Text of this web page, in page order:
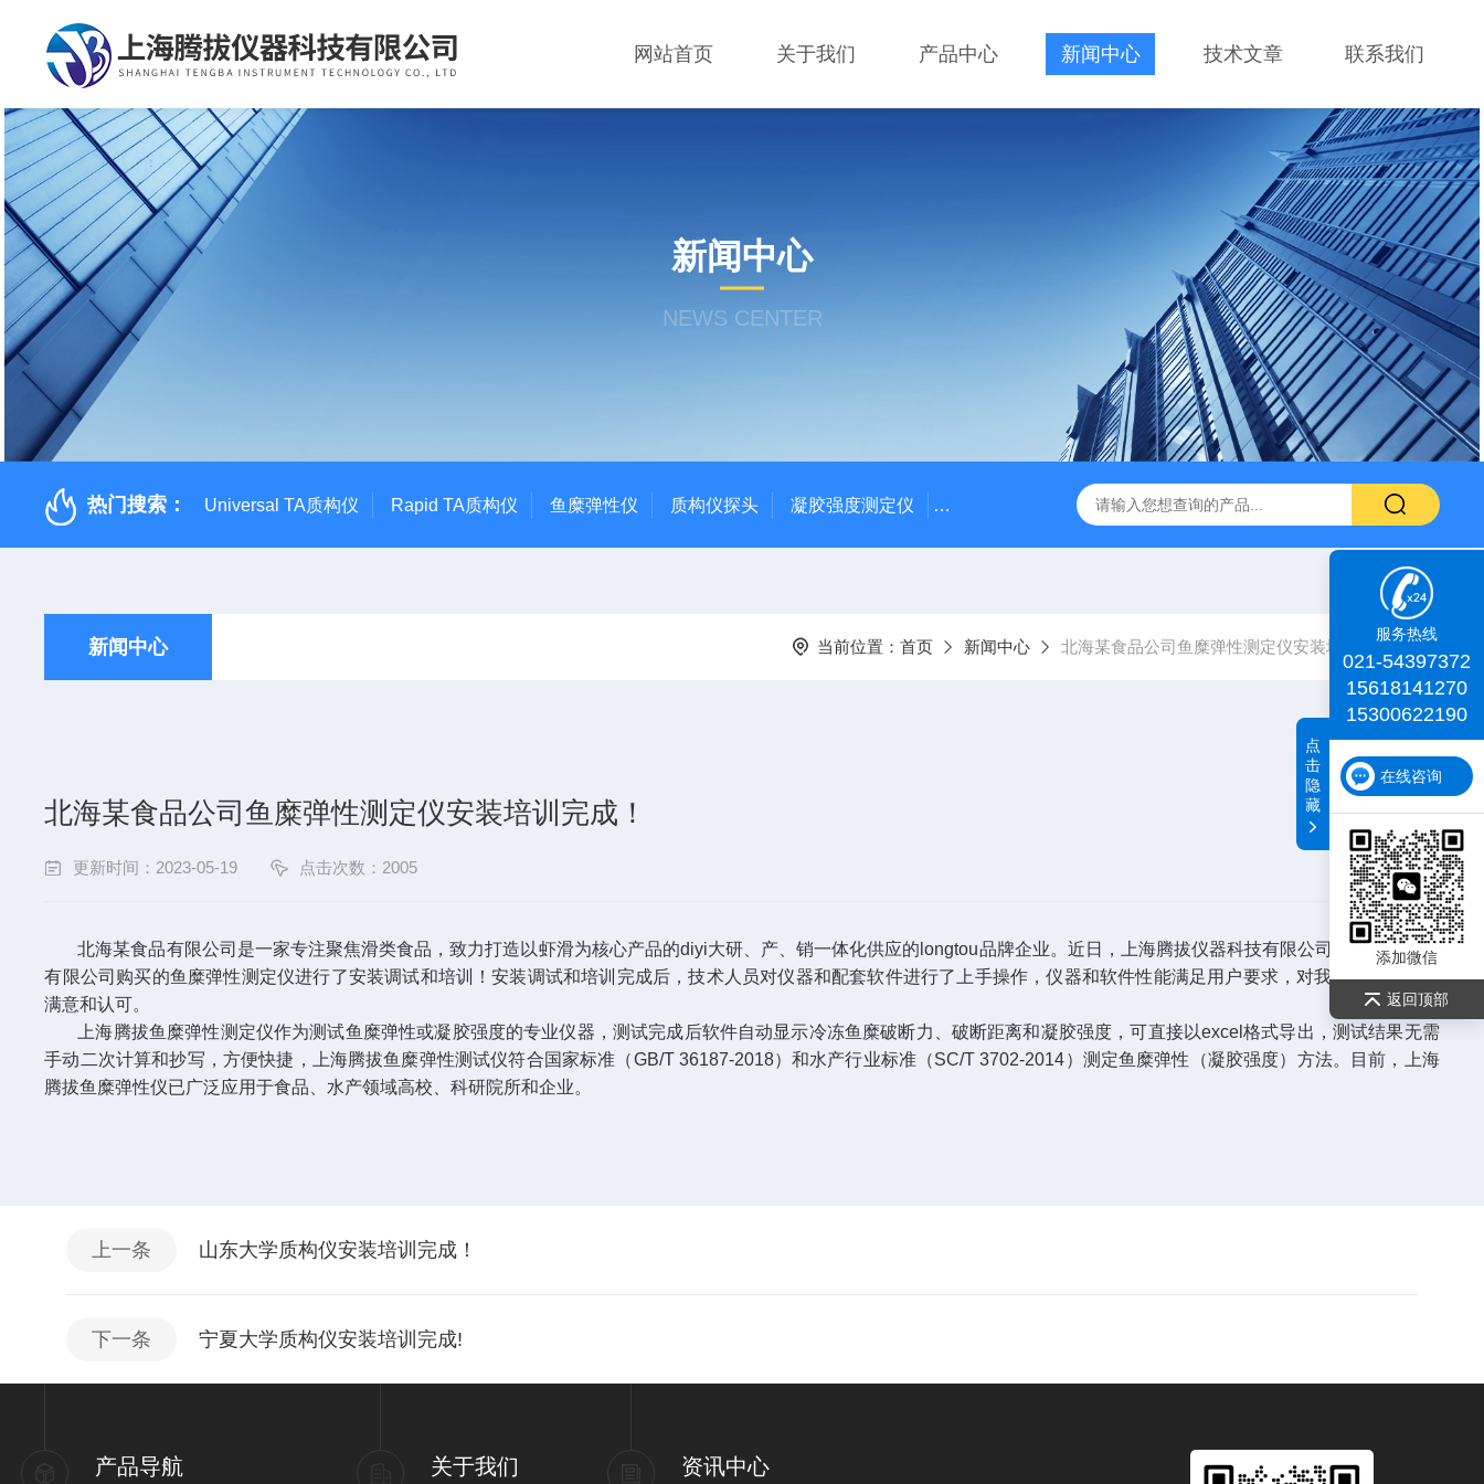
网站首页 关于我们 产品中心 新闻中心 技术文章 联系我们
新闻中心
NEWS CENTER
热门搜索： Universal TA质构仪 Rapid TA质构仪 鱼糜弹性仪 质构仪探头 凝胶强度测定仪 Rapid TA+质构仪 肌肉嫩度仪 iDeal TA物性测试仪 化工
新闻中心 当前位置： 首页 新闻中心 北海某食品公司鱼糜弹性测定仪安装培训完成！
北海某食品公司鱼糜弹性测定仪安装培训完成！
更新时间：2023-05-19 点击次数：2005
北海某食品有限公司是一家专注聚焦滑类食品，致力打造以虾滑为核心产品的diyi大研、产、销一体化供应的longtou品牌企业。近日，上海腾拔仪器科技有限公司就北海某食品
有限公司购买的鱼糜弹性测定仪进行了安装调试和培训！安装调试和培训完成后，技术人员对仪器和配套软件进行了上手操作，仪器和软件性能满足用户要求，对我公司产品表示
满意和认可。
上海腾拔鱼糜弹性测定仪作为测试鱼糜弹性或凝胶强度的专业仪器，测试完成后软件自动显示冷冻鱼糜破断力、破断距离和凝胶强度，可直接以excel格式导出，测试结果无需
手动二次计算和抄写，方便快捷，上海腾拔鱼糜弹性测试仪符合国家标准（GB/T 36187-2018）和水产行业标准（SC/T 3702-2014）测定鱼糜弹性（凝胶强度）方法。目前，上海
腾拔鱼糜弹性仪已广泛应用于食品、水产领域高校、科研院所和企业。
上一条 山东大学质构仪安装培训完成！
下一条 宁夏大学质构仪安装培训完成!
产品导航 关于我们 资讯中心
服务热线
021-54397372
15618141270
15300622190
在线咨询
添加微信
返回顶部
点
击
隐
藏